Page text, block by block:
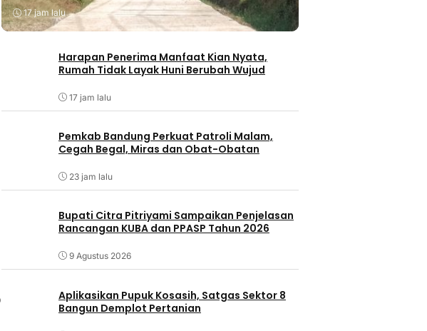
17 jam lalu
Harapan Penerima Manfaat Kian Nyata,
Rumah Tidak Layak Huni Berubah Wujud
17 jam lalu
Pemkab Bandung Perkuat Patroli Malam,
Cegah Begal, Miras dan Obat-Obatan
23 jam lalu
Bupati Citra Pitriyami Sampaikan Penjelasan
Rancangan KUBA dan PPASP Tahun 2026
9 Agustus 2026
Aplikasikan Pupuk Kosasih, Satgas Sektor 8
Bangun Demplot Pertanian